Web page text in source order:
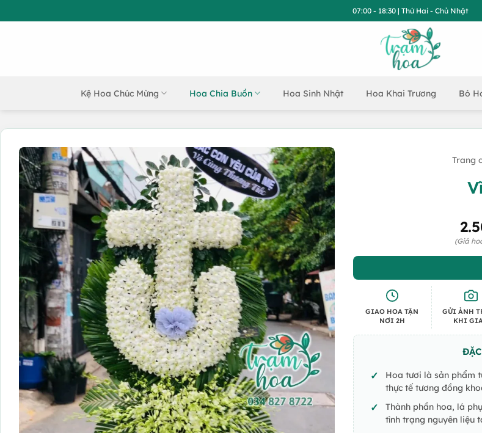
qua
07:00 - 18:30 | Thứ Hai - Chủ Nhật
Kệ Hoa Chúc Mừng Hoa Chia Buồn Hoa Sinh Nhật Hoa Khai Trương Bó
Trang
(Giá
GIAO HOA TẬN
NƠI 2H
GỬI ẢNH
KHI
Hoa tươi là sản phẩm
thực tế tương đồng
Thành phần hoa, lá
tình trạng nguyên liệu